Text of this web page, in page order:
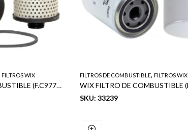
FILTROS WIX
WIX FILTRO DE COMBUSTIBLE (F.C9771) (BALDWIN: PF10) (FLEET GUARD: FF246) (DONALDSON: P550674)
FILTROS DE COMBUSTIBLE, FILTROS WIX
SKU: 33239